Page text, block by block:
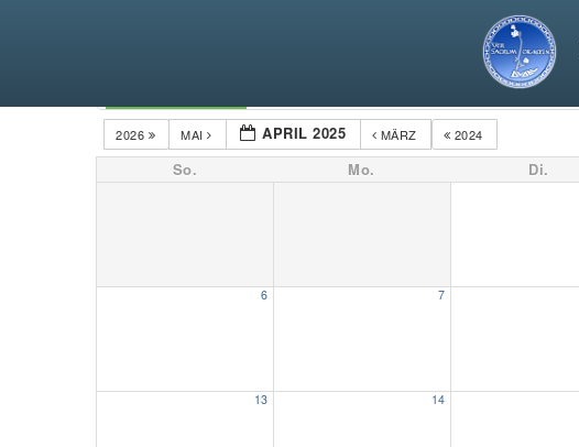
2024
MÄRZ
APRIL 2025
MAI
2026
So. Mo. Di.
6 7
13 14